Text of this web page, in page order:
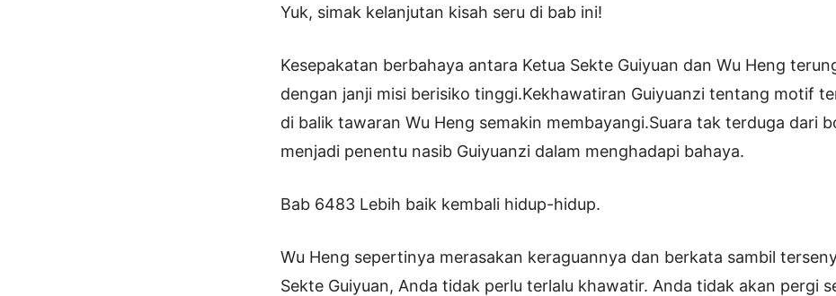
Yuk, simak kelanjutan kisah seru di bab ini!
Kesepakatan berbahaya antara Ketua Sekte Guiyuan dan Wu Heng
dengan janji misi berisiko tinggi.Kekhawatiran Guiyuanzi tentang motif
di balik tawaran Wu Heng semakin membayangi.Suara tak terduga dari
menjadi penentu nasib Guiyuanzi dalam menghadapi bahaya.
Bab 6483 Lebih baik kembali hidup-hidup.
Wu Heng sepertinya merasakan keraguannya dan berkata sambil
Sekte Guiyuan, Anda tidak perlu terlalu khawatir. Anda tidak akan pergi